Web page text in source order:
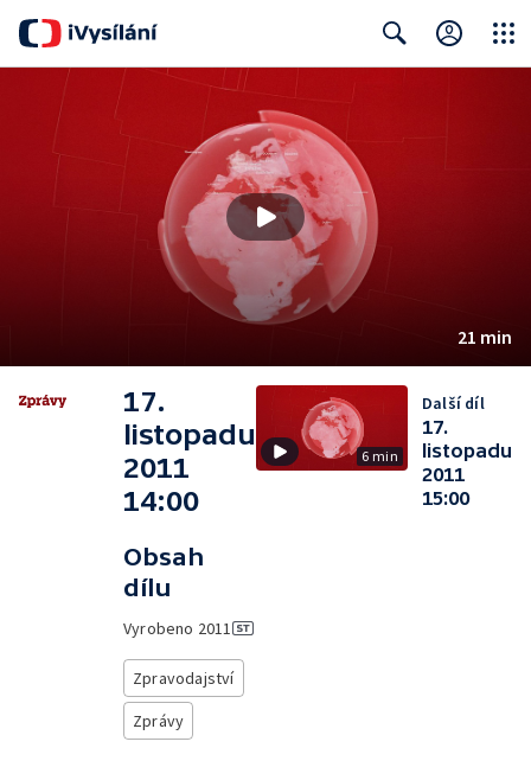
21 min
17.
listopadu
2011
14:00
Obsah
dílu
Vyrobeno 2011
Zpravodajství
Zprávy
6 min
Další díl
17.
listopadu
2011
15:00